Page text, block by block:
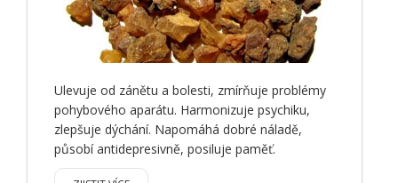
Ulevuje od zánětu a bolesti, zmírňuje problémy
pohybového aparátu. Harmonizuje psychiku,
zlepšuje dýchání. Napomáhá dobré náladě,
působí antidepresivně, posiluje paměť.